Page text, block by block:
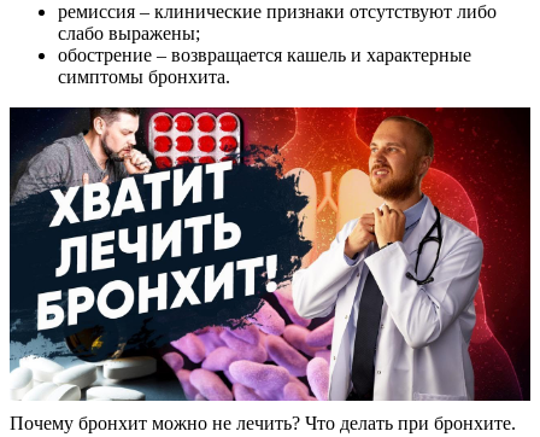
ремиссия – клинические признаки отсутствуют либо
слабо выражены;
обострение – возвращается кашель и характерные
симптомы бронхита.
Почему бронхит можно не лечить? Что делать при бронхите.